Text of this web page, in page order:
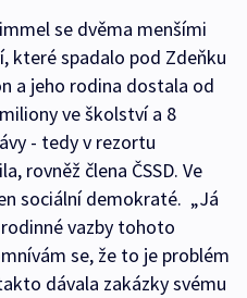
se dvěma menšími
které spadalo pod Zdeňku
a jeho rodina dostala od
ve školství a 8
- tedy v rezortu
rovněž člena ČSSD. Ve
sociální demokraté. „Já
vazby tohoto
se, že to je problém
dávala zakázky svému